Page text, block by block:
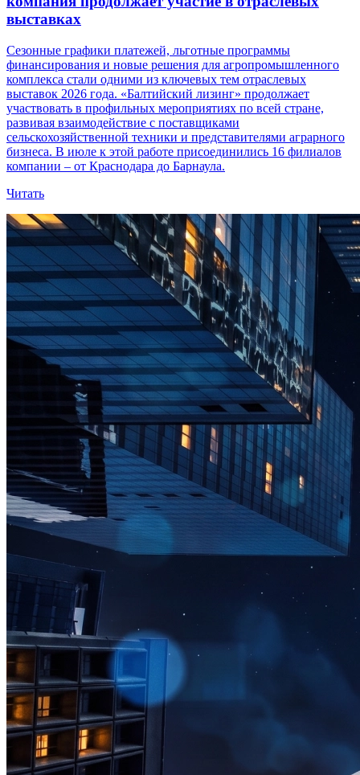
выставках
Сезонные графики платежей, льготные программы
финансирования и новые решения для агропромышленного
комплекса стали одними из ключевых тем отраслевых
выставок 2026 года. «Балтийский лизинг» продолжает
участвовать в профильных мероприятиях по всей стране,
развивая взаимодействие с поставщиками
сельскохозяйственной техники и представителями аграрного
бизнеса. В июле к этой работе присоединились 16 филиалов
компании – от Краснодара до Барнаула.
Читать